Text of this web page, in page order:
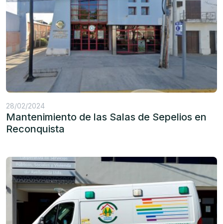
28/02/2024
Mantenimiento de las Salas de Sepelios en
Reconquista